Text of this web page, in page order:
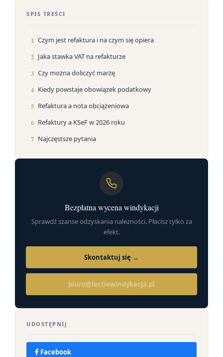
SPIS TREŚCI
1 Czym jest refaktura i na czym się opiera
2 Jaka stawka VAT na refakturze
3 Czy można doliczyć marżę
4 Kiedy powstaje obowiązek podatkowy
5 Refaktura a nota obciążeniowa
6 Refaktury a KSeF w 2026 roku
7 Najczęstsze pytania
Bezpłatna wycena windykacji
Sprawdź szanse odzyskania należności. Płacisz tylko za
efekt.
Skontaktuj się →
biuro@lectiowindykacja.pl
UDOSTĘPNIJ
Facebook